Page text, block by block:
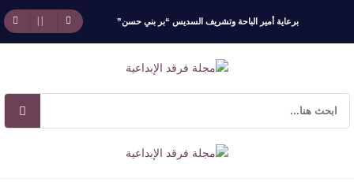
برعاية أمير الباحة وتشريف السديس “بر بني حسن”
تكرّم الفائزين بجائزة “رواد العمل التطوعي 4”
جائزة المهندس زياد الزهراني للتفوق العلمي تكرّم